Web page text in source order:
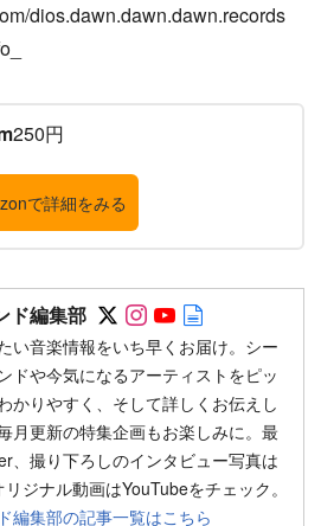
dios.dawn.dawn.dawn.records
250円
で詳細をみる
ド編集部 Follow on SNS
Follow on SNS
Follow on
い音楽情報をいち早くお届け。シー
ドや今気になるアーティストをピッ
かりやすく、そして詳しくお伝えし
月更新の特集企画もお楽しみに。最
、撮り下ろしのインタビュー写真は
ジナル動画はYouTubeをチェック。
編集部の記事一覧はこちら